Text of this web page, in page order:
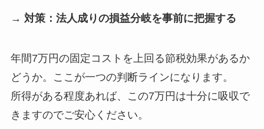
→ 対策：法人成りの損益分岐を事前に把握する
年間7万円の固定コストを上回る節税効果があるか
どうか。ここが一つの判断ラインになります。
所得がある程度あれば、この7万円は十分に吸収で
きますのでご安心ください。